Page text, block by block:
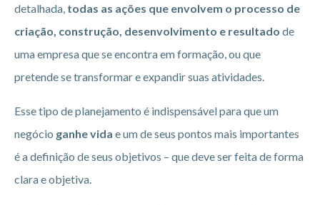
detalhada, todas as ações que envolvem o processo de
criação, construção, desenvolvimento e resultado de
uma empresa que se encontra em formação, ou que
pretende se transformar e expandir suas atividades.
Esse tipo de planejamento é indispensável para que um
negócio ganhe vida e um de seus pontos mais importantes
é a definição de seus objetivos – que deve ser feita de forma
clara e objetiva.